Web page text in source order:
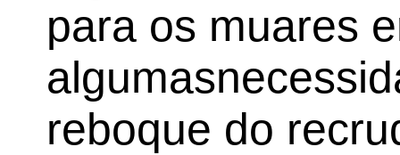
para os muares
reboque do